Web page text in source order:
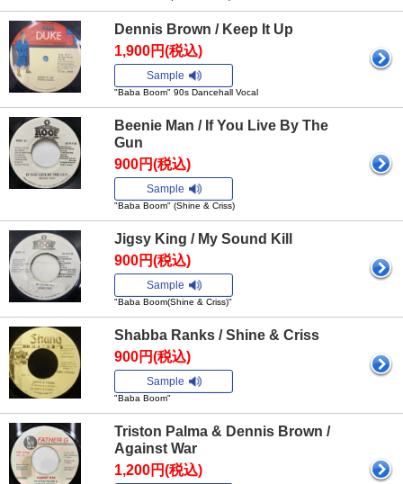
Dennis Brown / Keep It Up
1,900円(税込)
Sample
"Baba Boom" 90s Dancehall Vocal
Beenie Man / If You Live By The
Gun
900円(税込)
Sample
"Baba Boom" (Shine & Criss)
Jigsy King / My Sound Kill
900円(税込)
Sample
"Baba Boom(Shine & Criss)"
Shabba Ranks / Shine & Criss
900円(税込)
Sample
"Baba Boom"
Triston Palma & Dennis Brown /
Against War
1,200円(税込)